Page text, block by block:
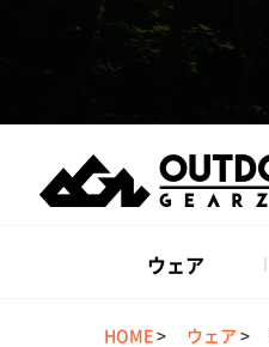
ウェア
HOME> ウェア >